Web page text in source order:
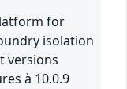
for
isolation
versions
à 10.0.9